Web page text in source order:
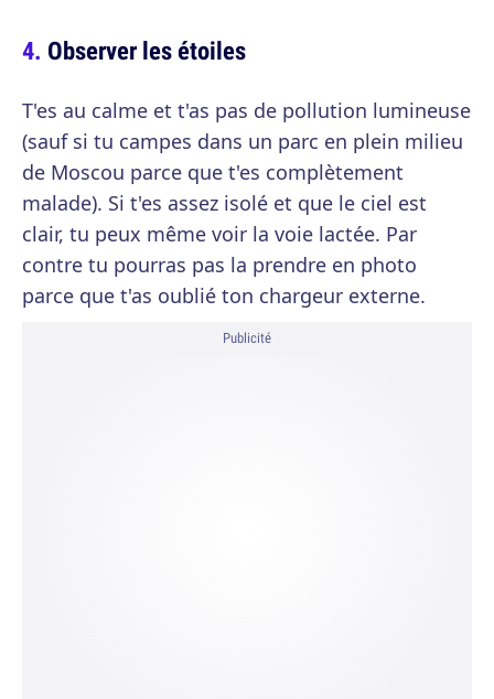
Observer les étoiles
T'es au calme et t'as pas de pollution lumineuse
(sauf si tu campes dans un parc en plein milieu
de Moscou parce que t'es complètement
malade). Si t'es assez isolé et que le ciel est
clair, tu peux même voir la voie lactée. Par
contre tu pourras pas la prendre en photo
parce que t'as oublié ton chargeur externe.
Publicité